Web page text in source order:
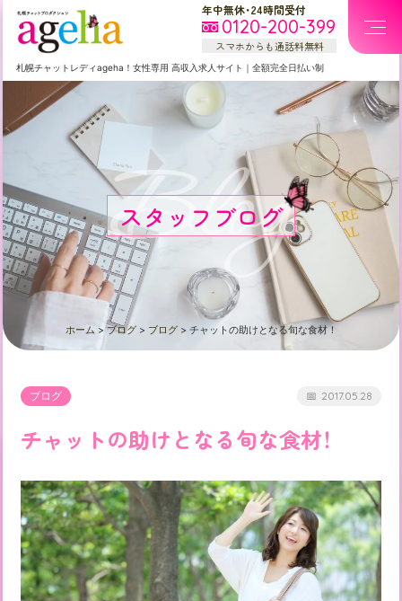
年中無休・24時間受付
0120-200-399
スマホからも通話料無料
札幌チャットレディageha！女性専用 高収入求人サイト ｜ 全額完全日払い制
スタッフブログ
Blog
ホーム >ブログ> ブログ> チャットの助けとなる旬な食材！
ブログ 2017.05.28
チャットの助けとなる旬な食材！